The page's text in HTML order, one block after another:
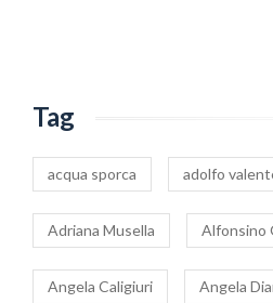
Tag
acqua sporca adolfo
Adriana Musella Alfonsino
Angela Caligiuri Angela